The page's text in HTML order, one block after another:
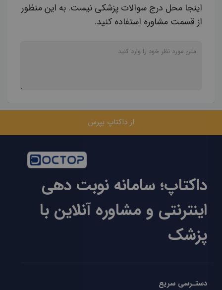
اینجا محل درج سوالات پزشکی نیست. به این منظور
از قسمت مشاوره استفاده کنید.
از داکتاپ بپرس
داکتاپ؛ سامانه نوبت دهی
اینترنتی و مشاوره آنلاین با
پزشک
دستـرسی سریع